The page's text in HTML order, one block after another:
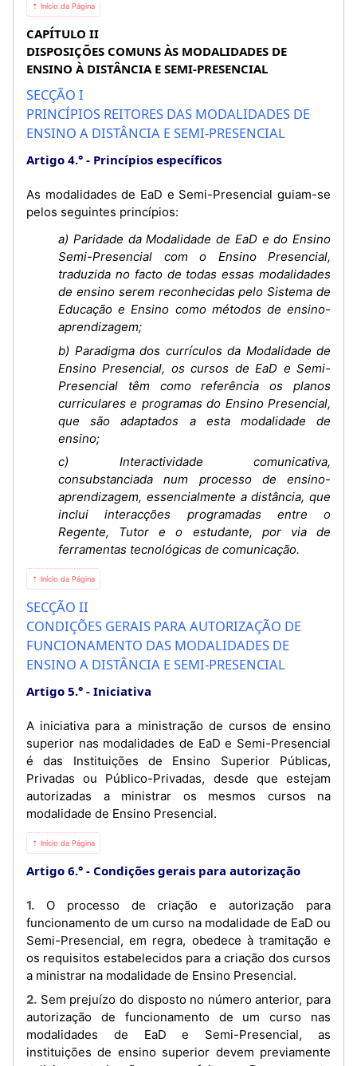
⇡ Início da Página
CAPÍTULO II
DISPOSIÇÕES COMUNS ÀS MODALIDADES DE
ENSINO À DISTÂNCIA E SEMI-PRESENCIAL
SECÇÃO I
PRINCÍPIOS REITORES DAS MODALIDADES DE
ENSINO A DISTÂNCIA E SEMI-PRESENCIAL
Artigo 4.° Princípios específicos
As modalidades de EaD e Semi-Presencial guiam-se
pelos seguintes princípios:
a) Paridade da Modalidade de EaD e do Ensino
Semi-Presencial com o Ensino Presencial,
traduzida no facto de todas essas modalidades
de ensino serem reconhecidas pelo Sistema de
Educação e Ensino como métodos de ensino-
aprendizagem;
b) Paradigma dos currículos da Modalidade de
Ensino Presencial, os cursos de EaD e Semi-
Presencial têm como referência os planos
curriculares e programas do Ensino Presencial,
que são adaptados a esta modalidade de
ensino;
c) Interactividade comunicativa,
consubstanciada num processo de ensino-
aprendizagem, essencialmente a distância, que
inclui interacções programadas entre o
Regente, Tutor e o estudante, por via de
ferramentas tecnológicas de comunicação.
⇡ Início da Página
SECÇÃO II
CONDIÇÕES GERAIS PARA AUTORIZAÇÃO DE
FUNCIONAMENTO DAS MODALIDADES DE
ENSINO A DISTÂNCIA E SEMI-PRESENCIAL
Artigo 5.° Iniciativa
A iniciativa para a ministração de cursos de ensino
superior nas modalidades de EaD e Semi-Presencial
é das Instituições de Ensino Superior Públicas,
Privadas ou Público-Privadas, desde que estejam
autorizadas a ministrar os mesmos cursos na
modalidade de Ensino Presencial.
⇡ Início da Página
Artigo 6.° Condições gerais para autorização
1. O processo de criação e autorização para
funcionamento de um curso na modalidade de EaD ou
Semi-Presencial, em regra, obedece à tramitação e
os requisitos estabelecidos para a criação dos cursos
a ministrar na modalidade de Ensino Presencial.
2. Sem prejuízo do disposto no número anterior, para
autorização de funcionamento de um curso nas
modalidades de EaD e Semi-Presencial, as
instituições de ensino superior devem previamente